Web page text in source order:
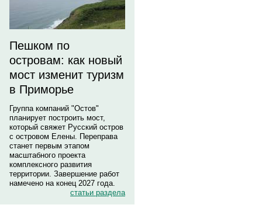
Пешком по
островам: как новый
мост изменит туризм
в Приморье
Группа компаний "Остов"
планирует построить мост,
который свяжет Русский остров
с островом Елены. Переправа
станет первым этапом
масштабного проекта
комплексного развития
территории. Завершение работ
намечено на конец 2027 года.
статьи раздела